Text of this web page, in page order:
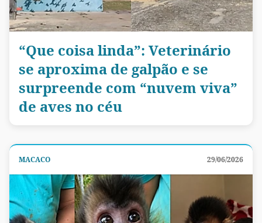
“Que coisa linda”: Veterinário
se aproxima de galpão e se
surpreende com “nuvem viva”
de aves no céu
MACACO 29/06/2026